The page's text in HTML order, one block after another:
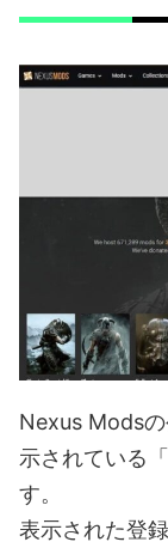
Nexus Mods
示されている
す。
表示された登